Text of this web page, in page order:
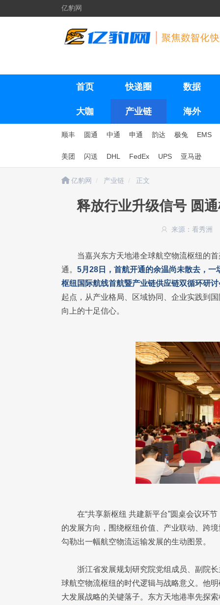
亿豹网
首页 快递圈 数据
大咖 产业链 海外
顺丰 圆通 中通 申通 韵达 极兔 EMS
美团 闪送 DHL FedEx UPS 亚马逊
亿豹网 产业链 正文
释放行业升级信号 圆
来源：看秀洲
当嘉兴东方天地港全球航空物流枢纽的
通。 5月28日，首航开通的余温尚未散去，
枢纽国际航线首航暨产业链供应链双循环研
起点，从产业格局、区域协同、企业实践到
向上的十足信心。
在“共享新枢纽 共建新平台”圆桌会议环
的发展方向，围绕枢纽价值、产业联动、跨
勾勒出一幅航空物流运输发展的生动图景。
浙江省发展规划研究院党组成员、副院
球航空物流枢纽的时代逻辑与战略意义。他
大发展战略的关键落子。东方天地港率先探